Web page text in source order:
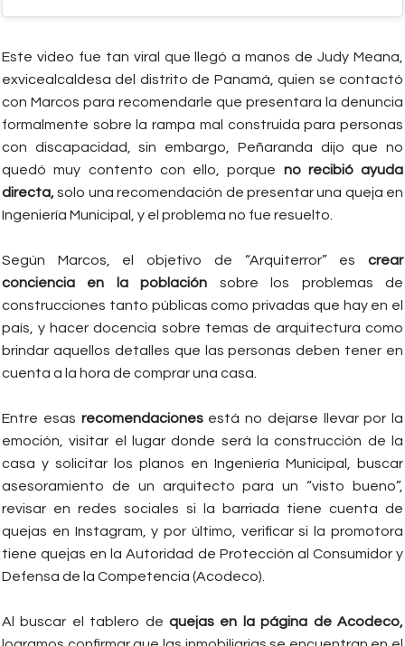
Este video fue tan viral que llegó a manos de Judy Meana,
exvicealcaldesa del distrito de Panamá, quien se contactó
con Marcos para recomendarle que presentara la denuncia
formalmente sobre la rampa mal construida para personas
con discapacidad, sin embargo, Peñaranda dijo que no
quedó muy contento con ello, porque no recibió ayuda
directa,solo una recomendación de presentar una queja en
Ingeniería Municipal, y el problema no fue resuelto.
Según Marcos, el objetivo de “Arquiterror” es crear
conciencia en la población sobre los problemas de
construcciones tanto públicas como privadas que hay en el
país, y hacer docencia sobre temas de arquitectura como
brindar aquellos detalles que las personas deben tener en
cuenta a la hora de comprar una casa.
Entre esas recomendaciones está no dejarse llevar por la
emoción, visitar el lugar donde será la construcción de la
casa y solicitar los planos en Ingeniería Municipal, buscar
asesoramiento de un arquitecto para un “visto bueno”,
revisar en redes sociales si la barriada tiene cuenta de
quejas en Instagram, y por último, verificar si la promotora
tiene quejas en la Autoridad de Protección al Consumidor y
Defensa de la Competencia (Acodeco).
Al buscar el tablero de quejas en la página de Acodeco,